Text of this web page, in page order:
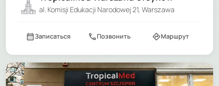
al. Komisji Edukacji Narodowej 21, Warszawa
calendar_monthЗаписаться callПозвонить directionsМаршрут